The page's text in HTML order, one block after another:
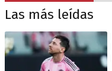
Las más leídas